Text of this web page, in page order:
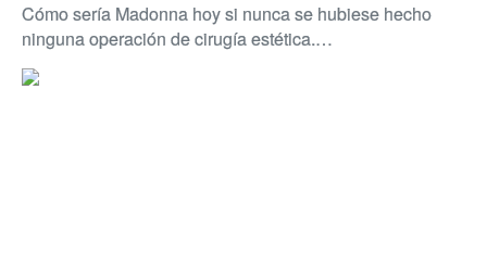
Cómo sería Madonna hoy si nunca se hubiese hecho
ninguna operación de cirugía estética.…